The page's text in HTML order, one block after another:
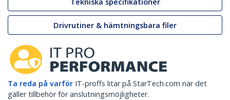
Drivrutiner & hämtningsbara filer
Ta reda på varför IT-proffs litar på StarTech.com när det
gäller tillbehör för anslutningsmöjligheter.